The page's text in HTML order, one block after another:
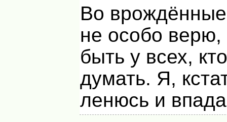
Во врождённые
не особо верю,
быть у всех,
думать. Я,
ленюсь и